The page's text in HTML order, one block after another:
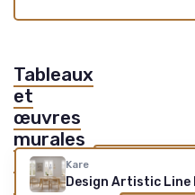
Tableaux
et
œuvres
murales
: voir nos
autres
Kare